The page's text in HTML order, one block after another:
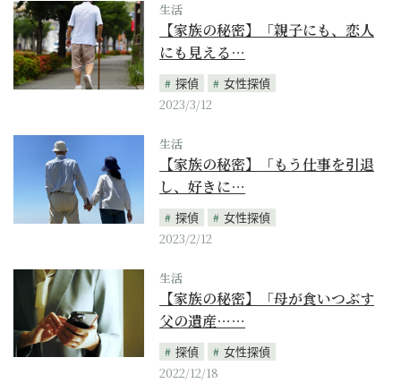
生活
【家族の秘密】「親子にも、恋人
にも見える…
探偵
女性探偵
2023/3/12
生活
【家族の秘密】「もう仕事を引退
し、好きに…
探偵
女性探偵
2023/2/12
生活
【家族の秘密】「母が食いつぶす
父の遺産……
探偵
女性探偵
2022/12/18